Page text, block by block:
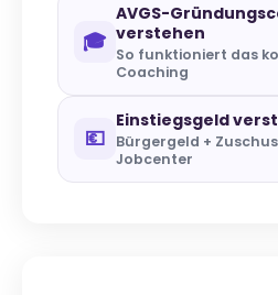
🎓
AVGS-
verstehen
So funktioniert das
Coaching
💶
Einstiegsgeld
Bürgergeld +
Jobcenter